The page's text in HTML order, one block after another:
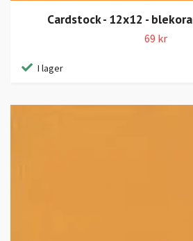
Cardstock - 12x12 -
69 kr
I lager